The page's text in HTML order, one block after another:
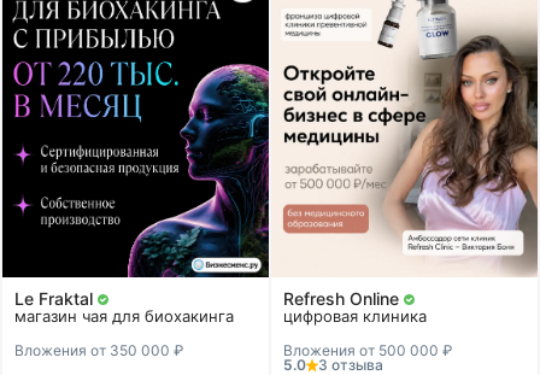
Le Fraktal
магазин чая для биохакинга
Вложения от 350 000 ₽
Refresh Online
цифровая клиника
Вложения от 500 000 ₽
5.0
3 отзыва